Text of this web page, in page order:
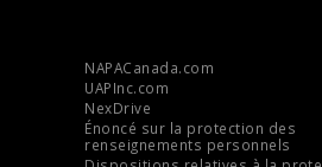
NAPACanada.com
UAPInc.com
NexDrive
Énoncé sur la protection des
renseignements personnels